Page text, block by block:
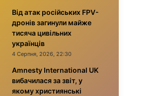
Від атак російських FPV-
дронів загинули майже
тисяча цивільних
українців
4 Серпня, 2026, 22:30
Amnesty International UK
вибачилася за звіт, у
якому християнські